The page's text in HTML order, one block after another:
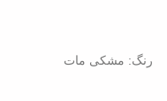
رنگ: مشکی مات